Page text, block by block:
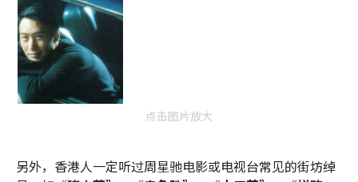
点击图片放大
另外，香港人一定听过周星驰电影或电视台常见的街坊绰